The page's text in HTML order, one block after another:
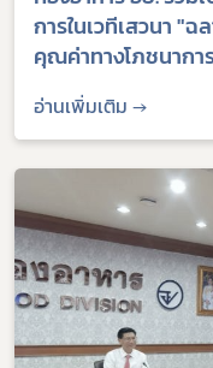
การในเวทีเสวนา "ฉลาดซื้อต้องรู้อายุผลิตภัณฑ์และ
คุณค่าทางโภชนากา
อ่านเพิ่มเติม →